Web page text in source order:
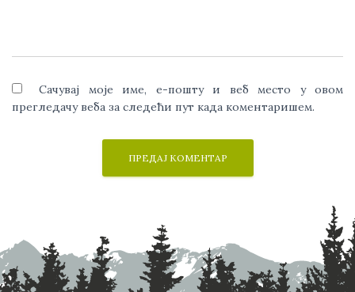
Сачувај моје име, е-пошту и веб место у овом
прегледачу веба за следећи пут када коментаришем.